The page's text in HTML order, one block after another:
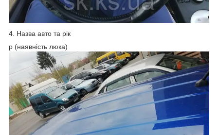
4. Назва авто та рік
p (наявність люка)